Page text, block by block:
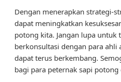
Dengan menerapkan strategi-
dapat meningkatkan
potong kita. Jangan lupa untuk
berkonsultasi dengan para ahli
dapat terus berkembang.
bagi para peternak sapi